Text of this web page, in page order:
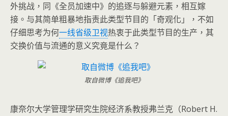
外挑战，同《全员加速中》的追逐与躲避元素，相互嫁
接。与其简单粗暴地指责此类型节目的「奇观化」，不如
仔细思考为何一线省级卫视热衷于此类型节目的生产，其
交换价值与流通的意义究竟是什么？
取自微博《追我吧》
康奈尔大学管理学研究生院经济系教授弗兰克（Robert H.